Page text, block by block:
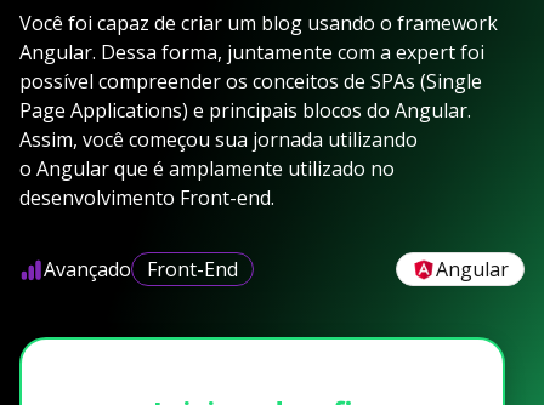
Você foi capaz de criar um blog usando o framework
Angular. Dessa forma, juntamente com a expert foi
possível compreender os conceitos de SPAs (Single
Page Applications) e principais blocos do Angular.
Assim, você começou sua jornada utilizando
o Angular que é amplamente utilizado no
desenvolvimento Front-end.
Avançado Front-End Angular